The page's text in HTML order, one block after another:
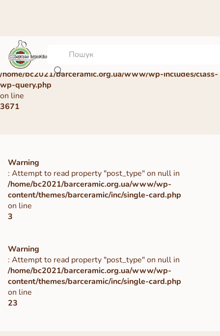
Warning
: Undefined array key 0 in
/home/bc2021/barceramic.org.ua/www/wp-includes/class-
wp-query.php
on line
3671
Warning
: Attempt to read property "post_type" on null in
/home/bc2021/barceramic.org.ua/www/wp-
content/themes/barceramic/inc/single-card.php
on line
3
Warning
: Attempt to read property "post_type" on null in
/home/bc2021/barceramic.org.ua/www/wp-
content/themes/barceramic/inc/single-card.php
on line
23